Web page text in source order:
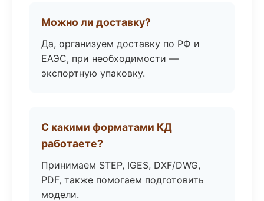
Можно ли доставку?
Да, организуем доставку по РФ и
ЕАЭС, при необходимости —
экспортную упаковку.
С какими форматами КД
работаете?
Принимаем STEP, IGES, DXF/DWG,
PDF, также помогаем подготовить
модели.